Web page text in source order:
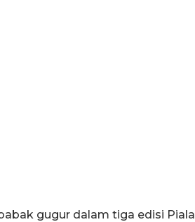
gugur dalam tiga edisi Piala